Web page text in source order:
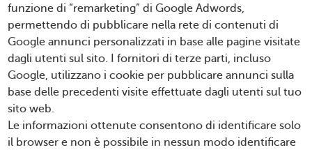
funzione di “remarketing” di Google Adwords,
permettendo di pubblicare nella rete di contenuti di
Google annunci personalizzati in base alle pagine visitate
dagli utenti sul sito. I fornitori di terze parti, incluso
Google, utilizzano i cookie per pubblicare annunci sulla
base delle precedenti visite effettuate dagli utenti sul tuo
sito web.
Le informazioni ottenute consentono di identificare solo
il browser e non è possibile in nessun modo identificare